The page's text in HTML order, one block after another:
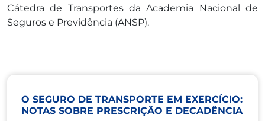
Cátedra de Transportes da Academia Nacional de
Seguros e Previdência (ANSP).
O SEGURO DE TRANSPORTE EM EXERCÍCIO:
NOTAS SOBRE PRESCRIÇÃO E DECADÊNCIA